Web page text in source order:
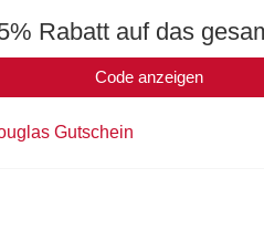
Rabatt auf das
Code anzeigen
Gutschein